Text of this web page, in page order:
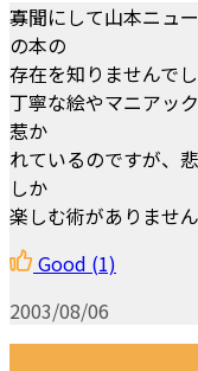
寡聞にして山本ニュ
の本の
存在を知りませんで
丁寧な絵やマニアッ
惹か
れているのですが、
しか
楽しむ術がありませ
Good (1)
2003/08/06